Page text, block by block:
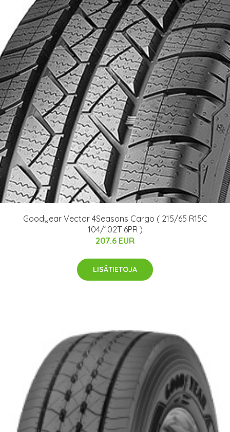
Goodyear Vector 4Seasons Cargo ( 215/65 R15C
104/102T 6PR )
207.6 EUR
LISÄTIETOJA